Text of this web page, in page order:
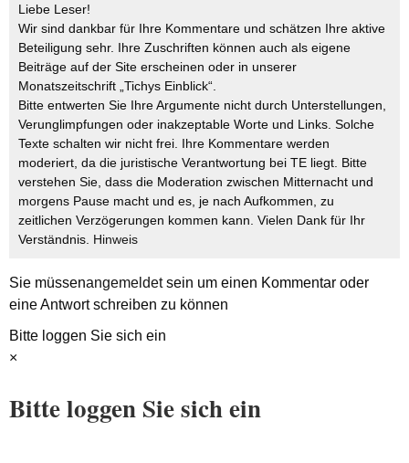
Liebe Leser!
Wir sind dankbar für Ihre Kommentare und schätzen Ihre aktive
Beteiligung sehr. Ihre Zuschriften können auch als eigene
Beiträge auf der Site erscheinen oder in unserer
Monatszeitschrift „Tichys Einblick“.
Bitte entwerten Sie Ihre Argumente nicht durch Unterstellungen,
Verunglimpfungen oder inakzeptable Worte und Links. Solche
Texte schalten wir nicht frei. Ihre Kommentare werden
moderiert, da die juristische Verantwortung bei TE liegt. Bitte
verstehen Sie, dass die Moderation zwischen Mitternacht und
morgens Pause macht und es, je nach Aufkommen, zu
zeitlichen Verzögerungen kommen kann. Vielen Dank für Ihr
Verständnis. Hinweis
Sie müssenangemeldetsein um einen Kommentar oder
eine Antwort schreiben zu können
Bitte loggen Sie sich ein
×
Bitte loggen Sie sich ein